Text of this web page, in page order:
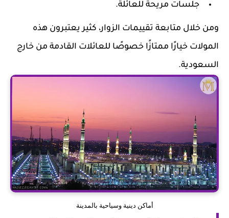
جلسات مريحة للعائلة.
ومن خلال متابعة تقييمات الزوار، كثير يعتبرون هذه
المولات خيارًا ممتازًا خصوصًا للعائلات القادمة من خارج
السعودية.
أماكن دينية وسياحية بالمدينة